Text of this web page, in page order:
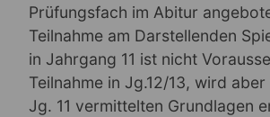
Prüfungsfach im Abitur
Teilnahme am Darstellenden
in Jahrgang 11 ist nicht
Teilnahme in Jg.12/13, wird
Jg. 11 vermittelten Grundlagen